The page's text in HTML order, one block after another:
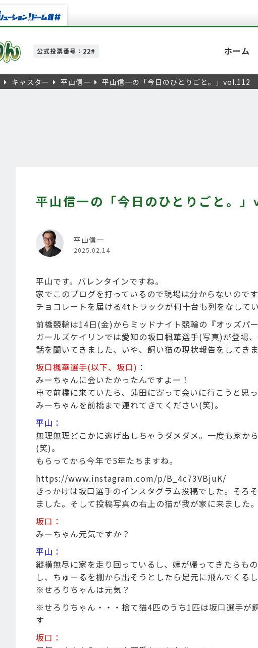
公式投票番号：22# ホーム
キャスター 平山信一 平山信一の「今日のひとりごと。」vol.112
平山信一の「今日のひとりごと。
平山信一
2025.02.14
平山です。バレンタインですね。
家でこのブログを打っているので現場は分からないので
チョコレートを届ける4tトラックが何十台も列をなしてい
前橋競輪は14日(金)からミッドナイト競輪の『オッズパ
ガールズケイリンでは愛知の坂口楓華選手(写真)が登場、
話を聞いてきました、いや、飼い猫の現状報告をしてきま
坂口楓華選手(以下、坂口)：
みーちゃんに会いたかったんですよー！
車で前橋に来ていたら、蓮田に寄って会いに行こうと思っ
みーちゃんを前橋まで連れてきてください(笑)。
平山：
無理無理どこかに逃げ出しちゃうダメダメ。一度も家か
(笑)。
もらってから今年で5年たちますね。
https://www.instagram.com/p/B_4c73VBjuK/
きっかけは坂口選手のインスタグラム投稿でした。そろ
ました。そして投稿写真の右上の猫が我が家に来ました
坂口：
みーちゃん元気ですか？
平山：
縦横無尽に家を走り回っているし、嫁が帰ってきたらも
し、ちゅーるを棚から出そうとしたら足元に飛んでくるし
※せろりちゃんは元気？
※せろりちゃん・・・捨て猫4匹のうち1匹は坂口選手が
す
坂口：